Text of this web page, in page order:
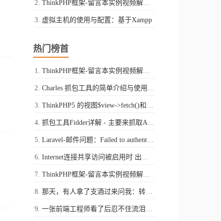
ThinkPHP框架-留言本实例视频解析-第二讲
虚拟主机的使用与配置：基于Xampp
热门榜首
ThinkPHP框架-留言本实例视频解析-第一讲
Charles 抓包工具的简单介绍与使用（Mac平台）
ThinkPHP5 的视图$view->fetch()和$view->display()的区别
抓包工具Fidder详解 - 主要来抓取Android中app的请求
Laravel-邮件问题：Failed to authenticate on SMTP server with username "xxxx@qq.com" using 1 possible authenticators
Internet连接共享访问被启用时 出现了一个错误 ,（null）
ThinkPHP框架-留言本实例视频解析-第二讲
那天，有人拿了支酒过来问我：转行做一名程序员，你怎么看
一张前端工程师看了后忍不住流泪的图